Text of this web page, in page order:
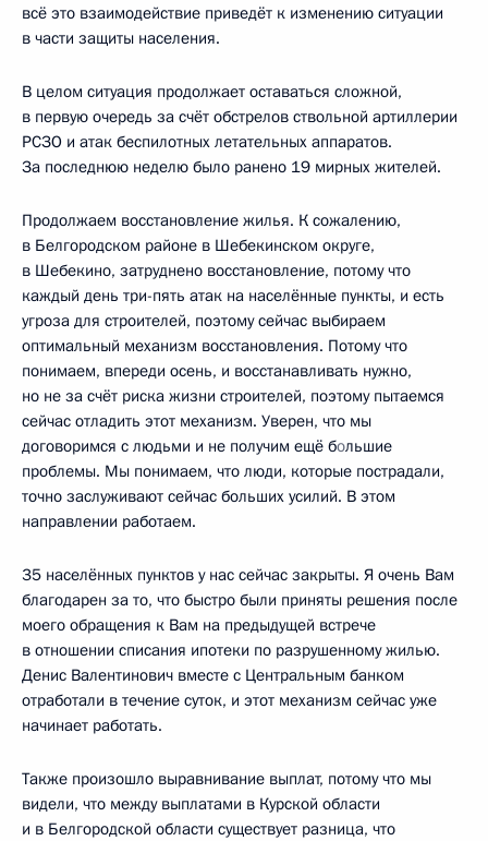
всё это взаимодействие приведёт к изменению ситуации
в части защиты населения.
В целом ситуация продолжает оставаться сложной,
в первую очередь за счёт обстрелов ствольной артиллерии
РСЗО и атак беспилотных летательных аппаратов.
За последнюю неделю было ранено 19 мирных жителей.
Продолжаем восстановление жилья. К сожалению,
в Белгородском районе в Шебекинском округе,
в Шебекино, затруднено восстановление, потому что
каждый день три-пять атак на населённые пункты, и есть
угроза для строителей, поэтому сейчас выбираем
оптимальный механизм восстановления. Потому что
понимаем, впереди осень, и восстанавливать нужно,
но не за счёт риска жизни строителей, поэтому пытаемся
сейчас отладить этот механизм. Уверен, что мы
договоримся с людьми и не получим ещё большие
проблемы. Мы понимаем, что люди, которые пострадали,
точно заслуживают сейчас больших усилий. В этом
направлении работаем.
35 населённых пунктов у нас сейчас закрыты. Я очень Вам
благодарен за то, что быстро были приняты решения после
моего обращения к Вам на предыдущей встрече
в отношении списания ипотеки по разрушенному жилью.
Денис Валентинович вместе с Центральным банком
отработали в течение суток, и этот механизм сейчас уже
начинает работать.
Также произошло выравнивание выплат, потому что мы
видели, что между выплатами в Курской области
и в Белгородской области существует разница, что